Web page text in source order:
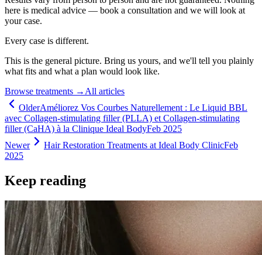
here is medical advice — book a consultation and we will look at
your case.
Every case is different.
This is the general picture. Bring us yours, and we'll tell you plainly
what fits and what a plan would look like.
Browse treatments → All articles
OlderAméliorez Vos Courbes Naturellement : Le Liquid BBL
avec Collagen-stimulating filler (PLLA) et Collagen-stimulating
filler (CaHA) à la Clinique Ideal BodyFeb 2025
Newer
Hair Restoration Treatments at Ideal Body ClinicFeb
2025
Keep reading